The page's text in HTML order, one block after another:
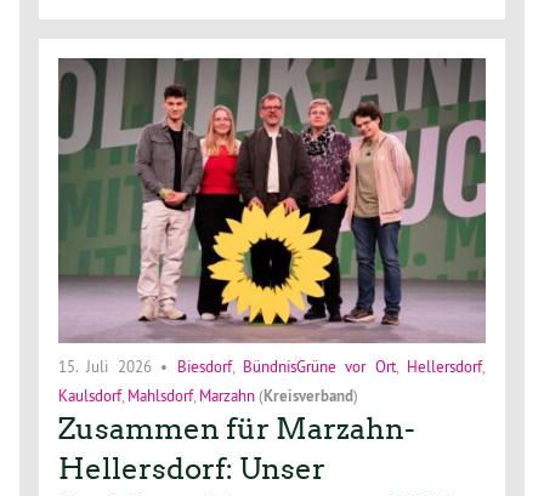
15. Juli 2026• Biesdorf, BündnisGrüne vor Ort, Hellersdorf,
Kaulsdorf, Mahlsdorf, Marzahn (Kreisverband)
Zusammen für Marzahn-
Hellersdorf: Unser